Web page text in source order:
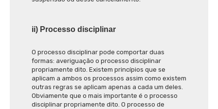
ii) Processo disciplinar
O processo disciplinar pode comportar duas
formas: averiguação o processo disciplinar
propriamente dito. Existem princípios que se
aplicam a ambos os processos assim como existem
outras regras se aplicam apenas a cada um deles.
Obviamente que o mais importante é o processo
disciplinar propriamente dito. O processo de